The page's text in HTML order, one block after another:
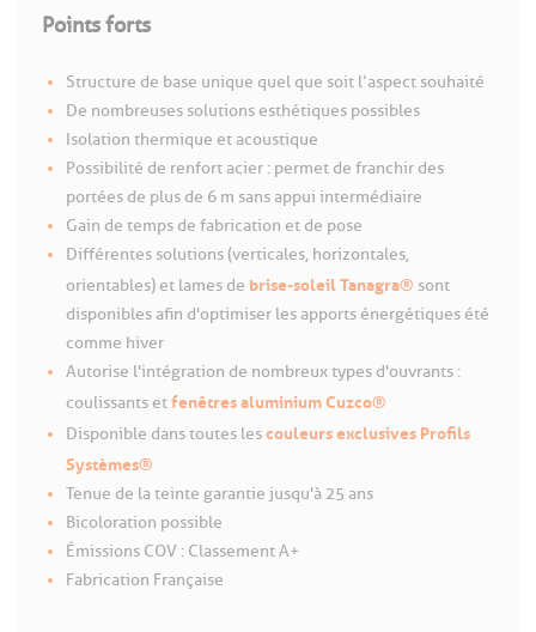
Points forts
Structure de base unique quel que soit l’aspect souhaité
De nombreuses solutions esthétiques possibles
Isolation thermique et acoustique
Possibilité de renfort acier : permet de franchir des
portées de plus de 6 m sans appui intermédiaire
Gain de temps de fabrication et de pose
Différentes solutions (verticales, horizontales,
orientables) et lames de brise-soleil Tanagra® sont
disponibles afin d'optimiser les apports énergétiques été
comme hiver
Autorise l'intégration de nombreux types d'ouvrants :
coulissants etfenêtres aluminium Cuzco®
Disponible dans toutes lescouleurs exclusives Profils
Systèmes®
Tenue de la teinte garantie jusqu'à 25 ans
Bicoloration possible
Émissions COV : Classement A+
Fabrication Française